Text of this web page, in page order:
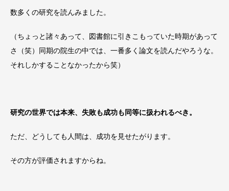
数多くの研究を読んみました。
（ちょっと諸々あって、図書館に引きこもっていた時期があって
さ（笑）同期の院生の中では、一番多く論文を読んだやろうな。
それしかすることなかったから笑）
研究の世界では本来、失敗も成功も同等に扱われるべき。
ただ、どうしても人間は、成功を見せたがります。
その方が評価されますからね。